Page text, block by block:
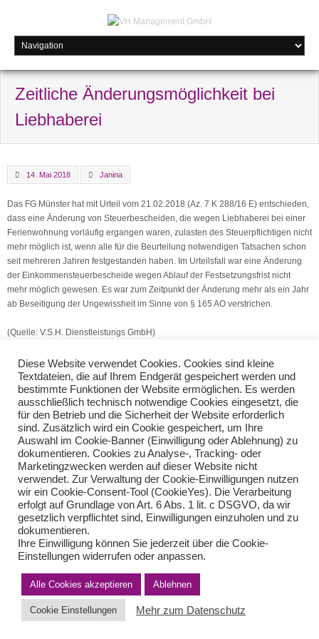
Zeitliche Änderungsmöglichkeit bei
Liebhaberei
14. Mai 2018 Janina
Das FG Münster hat mit Urteil vom 21.02.2018 (Az. 7 K 288/16 E) entschieden,
dass eine Änderung von Steuerbescheiden, die wegen Liebhaberei bei einer
Ferienwohnung vorläufig ergangen waren, zulasten des Steuerpflichtigen nicht
mehr möglich ist, wenn alle für die Beurteilung notwendigen Tatsachen schon
seit mehreren Jahren festgestanden haben. Im Urteilsfall war eine Änderung
der Einkommensteuerbescheide wegen Ablauf der Festsetzungsfrist nicht
mehr möglich gewesen. Es war zum Zeitpunkt der Änderung mehr als ein Jahr
ab Beseitigung der Ungewissheit im Sinne von § 165 AO verstrichen.
(Quelle: V.S.H. Dienstleistungs GmbH)
Europäische Arbeitsbehörde Dienstwagen für Minijobs (Ehegatte)
Teilen Sie diese Nachricht mit Ihren Freunden oder Kollegen
Impressum Haftungsausschluss
Datenschutzerklärung nach DSGVO
Kontakt
© von Herder Management GmbH 2024 I * § 6 Nr.4 StBerG
Diese Website verwendet Cookies. Cookies sind kleine
Textdateien, die auf Ihrem Endgerät gespeichert werden und
bestimmte Funktionen der Website ermöglichen. Es werden
ausschließlich technisch notwendige Cookies eingesetzt, die
für den Betrieb und die Sicherheit der Website erforderlich
sind. Zusätzlich wird ein Cookie gespeichert, um Ihre
Auswahl im Cookie-Banner (Einwilligung oder Ablehnung) zu
dokumentieren. Cookies zu Analyse-, Tracking- oder
Marketingzwecken werden auf dieser Website nicht
verwendet. Zur Verwaltung der Cookie-Einwilligungen nutzen
wir ein Cookie-Consent-Tool (CookieYes). Die Verarbeitung
erfolgt auf Grundlage von Art. 6 Abs. 1 lit. c DSGVO, da wir
gesetzlich verpflichtet sind, Einwilligungen einzuholen und zu
dokumentieren.
Ihre Einwilligung können Sie jederzeit über die Cookie-
Einstellungen widerrufen oder anpassen.
Alle Cookies akzeptieren Ablehnen
Cookie Einstellungen Mehr zum Datenschutz